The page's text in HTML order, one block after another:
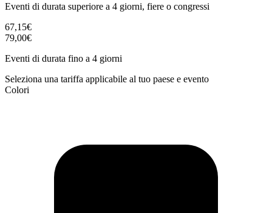
Eventi di durata superiore a 4 giorni, fiere o congressi
67,15€
79,00€
Eventi di durata fino a 4 giorni
Seleziona una tariffa applicabile al tuo paese e evento
Colori